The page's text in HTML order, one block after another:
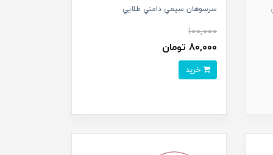
سرسوهان سيمي دامني طلايي
100,000
80,000 تومان
خرید